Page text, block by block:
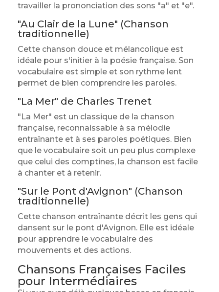
travailler la prononciation des sons "a" et "e".
"Au Clair de la Lune" (Chanson
traditionnelle)
Cette chanson douce et mélancolique est
idéale pour s'initier à la poésie française. Son
vocabulaire est simple et son rythme lent
permet de bien comprendre les paroles.
"La Mer" de Charles Trenet
"La Mer" est un classique de la chanson
française, reconnaissable à sa mélodie
entraînante et à ses paroles poétiques. Bien
que le vocabulaire soit un peu plus complexe
que celui des comptines, la chanson est facile
à chanter et à retenir.
"Sur le Pont d'Avignon" (Chanson
traditionnelle)
Cette chanson entraînante décrit les gens qui
dansent sur le pont d'Avignon. Elle est idéale
pour apprendre le vocabulaire des
mouvements et des actions.
Chansons Françaises Faciles
pour Intermédiaires